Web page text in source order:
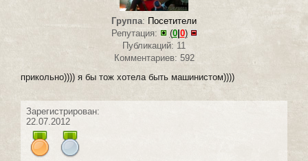
Группа: Посетители
Репутация:
(0|0)
Публикаций: 11
Комментариев: 592
прикольно)))) я бы тож хотела быть машинистом))))
Зарегистрирован:
22.07.2012